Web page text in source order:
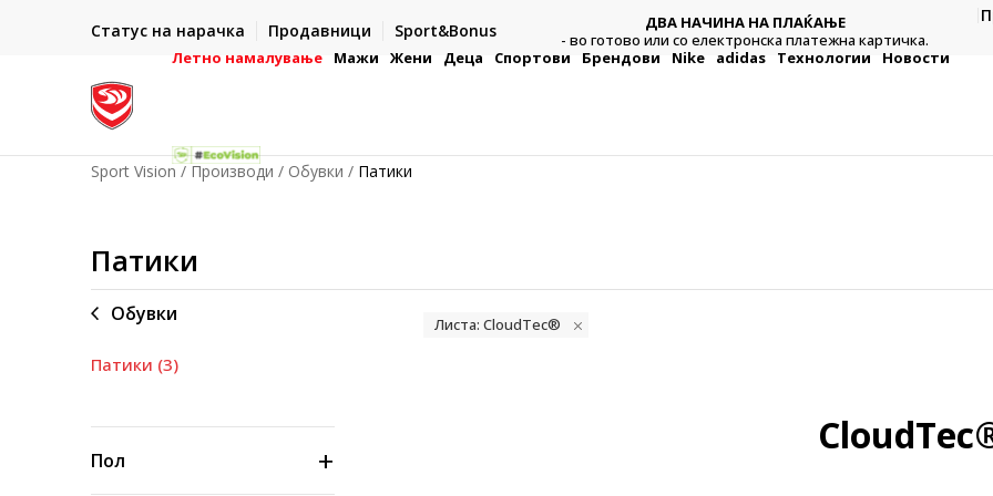
Статус на нарачка Продавници Sport&Bonus
- на сите нарачки во готово или со електронска платежна
ДВА НАЧИНА НА ПЛАЌАЊЕ
- во готово или со електронска платежна картичка.
Летно намалување Мажи Жени Деца Спортови Брендови Nike adidas Технологии Новости
Sport Vision Производи Обувки Патики
Патики
Обувки
Патики (3)
Пол
Листа: CloudTec®